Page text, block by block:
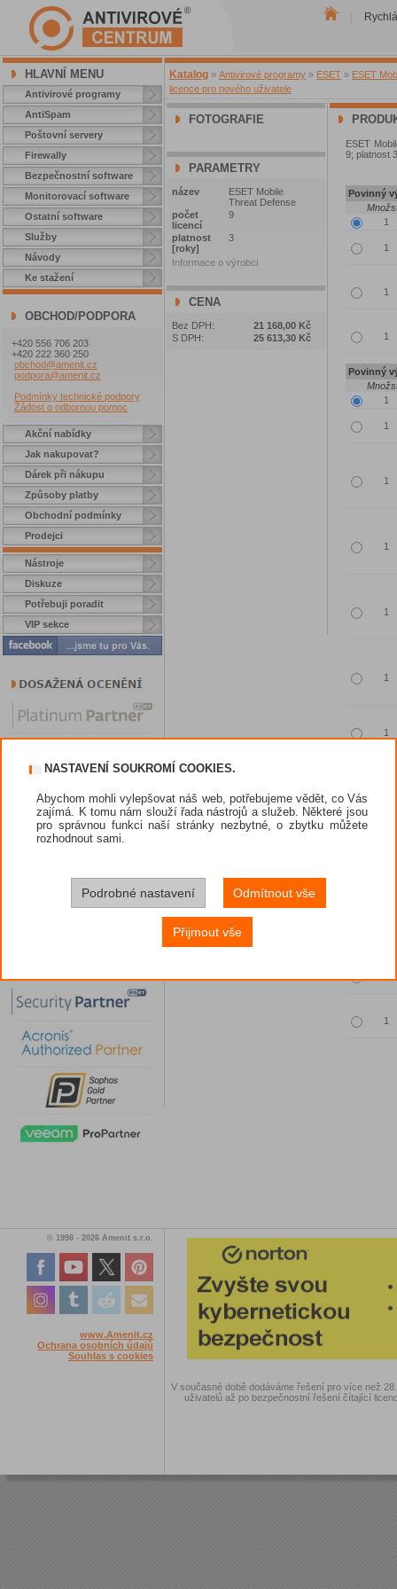
HLAVNÍ MENU
Antivirové programy
AntiSpam
Poštovní servery
Firewally
Bezpečnostní software
Monitorovací software
Ostatní software
Služby
Návody
Ke stažení
OBCHOD/PODPORA
+420 556 706 203
+420 222 360 250
obchod@amenit.cz
podpora@amenit.cz
Podmínky technické podpory
Žádost o odbornou pomoc
Akční nabídky
Jak nakupovat?
Dárek při nákupu
Způsoby platby
Obchodní podmínky
Prodejci
Nástroje
Diskuze
Potřebuji poradit
VIP sekce
Katalog » Antivirové programy » ESET » ESET
licence pro nového uživatele
FOTOGRAFIE
PARAMETRY
název
ESET Mobile
Threat Defense
počet
licencí
9
platnost
[roky]
3
Informace o výrobci
CENA
Bez DPH:
21 168,00 Kč
S DPH:
25 613,30 Kč
ESET
9; platnost
Povinný
Povinný
© 1998 - 2026 Amenit s.r.o.
www.Amenit.cz
Ochrana osobních údajů
Souhlas s cookies
V současné době dodáváme řešení pro více než
uživatelů až po bezpečnostní řešení čítající
NASTAVENÍ SOUKROMÍ COOKIES.
Abychom mohli vylepšovat náš web, potřebujeme vědět, co Vás
zajímá. K tomu nám slouží řada nástrojů a služeb. Některé jsou
pro správnou funkci naší stránky nezbytné, o zbytku můžete
rozhodnout sami.
Podrobné nastavení Odmítnout vše
Přijmout vše